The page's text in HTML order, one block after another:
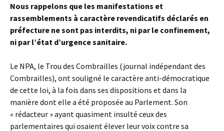
Nous rappelons que les manifestations et
rassemblements à caractère revendicatifs déclarés en
préfecture ne sont pas interdits, ni par le confinement,
ni par l’état d’urgence sanitaire.
Le NPA, le Trou des Combrailles (journal indépendant des
Combrailles), ont souligné le caractère anti-démocratique
de cette loi, à la fois dans ses dispositions et dans la
manière dont elle a été proposée au Parlement. Son
« rédacteur » ayant quasiment insulté ceux des
parlementaires qui osaient élever leur voix contre sa